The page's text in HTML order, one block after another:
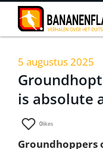
Home
Nieuws
Interviews
5 augustus 2025
is absolute
0likes
Groundhoppers